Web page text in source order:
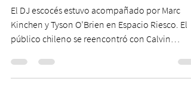
25 feb 2023 1 min de lectura
Con un público rendido a sus
pies Calvin Harris arrasa en